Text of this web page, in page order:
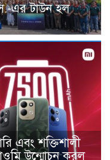
এর টাউন হল
এবং শক্তিশালী
উন্মোচন করল